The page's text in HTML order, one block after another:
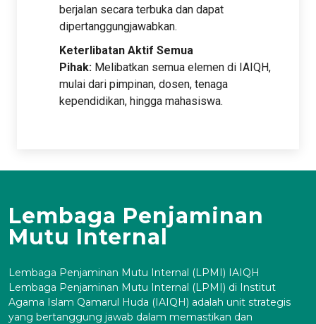
berjalan secara terbuka dan dapat
dipertanggungjawabkan.
Keterlibatan Aktif Semua
Pihak: Melibatkan semua elemen di IAIQH,
mulai dari pimpinan, dosen, tenaga
kependidikan, hingga mahasiswa.
Lembaga Penjaminan
Mutu Internal
Lembaga Penjaminan Mutu Internal (LPMI) IAIQH
Lembaga Penjaminan Mutu Internal (LPMI) di Institut
Agama Islam Qamarul Huda (IAIQH) adalah unit strategis
yang bertanggung jawab dalam memastikan dan